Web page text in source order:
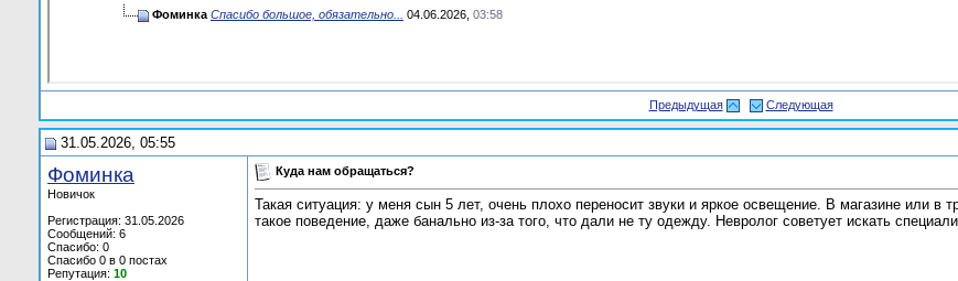
Фоминка Спасибо большое, обязательно... 04.06.2026, 03:58
Предыдущая Следующая
31.05.2026, 05:55
Фоминка
Новичок
Регистрация: 31.05.2026
Сообщений: 6
Спасибо: 0
Спасибо 0 в 0 постах
Репутация: 10
Куда нам обращаться?
Такая ситуация: у меня сын 5 лет, очень плохо переносит звуки и яркое освещение. В магазине или в
такое поведение, даже банально из-за того, что дали не ту одежду. Невролог советует искать